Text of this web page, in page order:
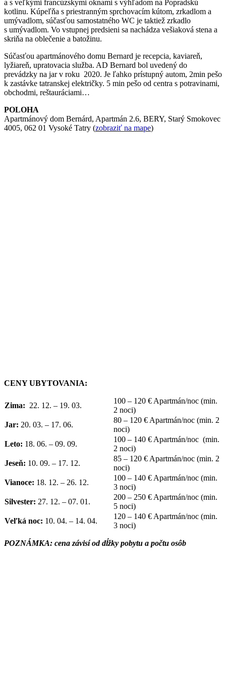
a s veľkými francúzskymi oknami s výhľadom na Popradskú
kotlinu. Kúpeľňa s priestranným sprchovacím kútom, zrkadlom a
umývadlom, súčasťou samostatného WC je taktiež zrkadlo
s umývadlom. Vo vstupnej predsieni sa nachádza vešiaková stena a
skriňa na oblečenie a batožinu.
Súčasťou apartmánového domu Bernard je recepcia, kaviareň,
lyžiareň, upratovacia služba. AD Bernard bol uvedený do
prevádzky na jar v roku 2020. Je ľahko prístupný autom, 2min pešo
k zastávke tatranskej električky. 5 min pešo od centra s potravinami,
obchodmi, reštauráciami…
POLOHA
Apartmánový dom Bernárd, Apartmán 2.6, BERY, Starý Smokovec
4005, 062 01 Vysoké Tatry (zobraziť na mape)
CENY UBYTOVANIA:
Zima: 22. 12. – 19. 03.
100 – 120 € Apartmán/noc (min.
2 noci)
Jar: 20. 03. – 17. 06.
80 – 120 € Apartmán/noc (min. 2
noci)
Leto: 18. 06. – 09. 09.
100 – 140 € Apartmán/noc (min.
2 noci)
Jeseň: 10. 09. – 17. 12.
85 – 120 € Apartmán/noc (min. 2
noci)
Vianoce: 18. 12. – 26. 12.
100 – 140 € Apartmán/noc (min.
3 noci)
Silvester: 27. 12. – 07. 01.
200 – 250 € Apartmán/noc (min.
5 noci)
Veľká noc: 10. 04. – 14. 04.
120 – 140 € Apartmán/noc (min.
3 noci)
POZNÁMKA: cena závisí od dĺžky pobytu a počtu osôb